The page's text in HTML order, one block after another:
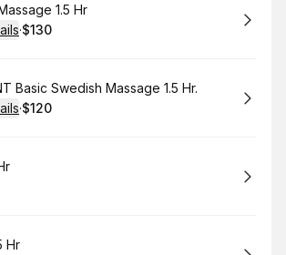
1.5 Hr
·
. Price
$130
Basic Swedish Massage 1.5 Hr.
·
. Price
$120
Hr